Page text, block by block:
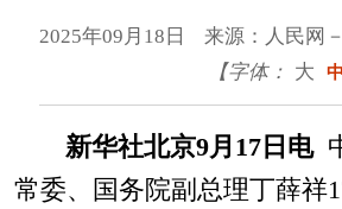
2025年09月18日 来源：人民网
【字体： 大 中
新华社北京9月17日电
常委、国务院副总理丁薛祥